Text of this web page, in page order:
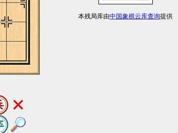
本残局库由中国象棋云库查询提供